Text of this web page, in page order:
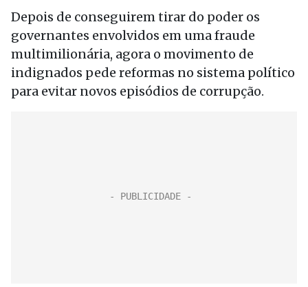
Depois de conseguirem tirar do poder os
governantes envolvidos em uma fraude
multimilionária, agora o movimento de
indignados pede reformas no sistema político
para evitar novos episódios de corrupção.